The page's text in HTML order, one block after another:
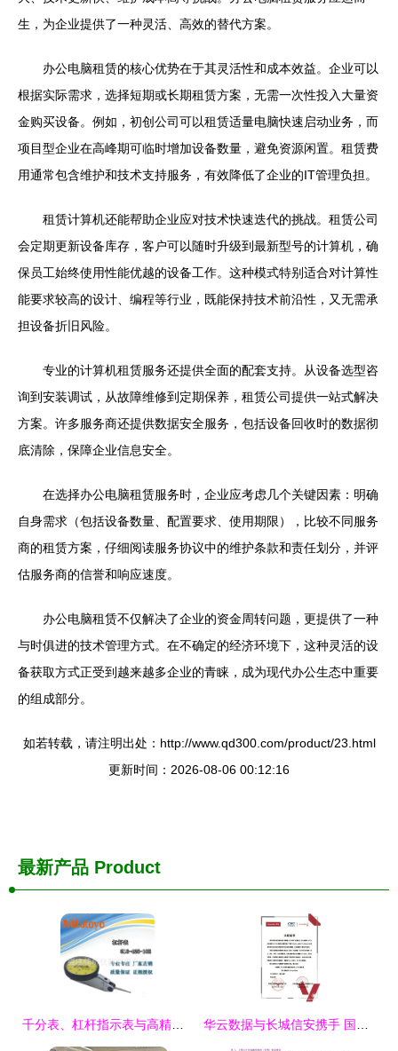
生，为企业提供了一种灵活、高效的替代方案。
办公电脑租赁的核心优势在于其灵活性和成本效益。企业可以
根据实际需求，选择短期或长期租赁方案，无需一次性投入大量资
金购买设备。例如，初创公司可以租赁适量电脑快速启动业务，而
项目型企业在高峰期可临时增加设备数量，避免资源闲置。租赁费
用通常包含维护和技术支持服务，有效降低了企业的IT管理负担。
租赁计算机还能帮助企业应对技术快速迭代的挑战。租赁公司
会定期更新设备库存，客户可以随时升级到最新型号的计算机，确
保员工始终使用性能优越的设备工作。这种模式特别适合对计算性
能要求较高的设计、编程等行业，既能保持技术前沿性，又无需承
担设备折旧风险。
专业的计算机租赁服务还提供全面的配套支持。从设备选型咨
询到安装调试，从故障维修到定期保养，租赁公司提供一站式解决
方案。许多服务商还提供数据安全服务，包括设备回收时的数据彻
底清除，保障企业信息安全。
在选择办公电脑租赁服务时，企业应考虑几个关键因素：明确
自身需求（包括设备数量、配置要求、使用期限），比较不同服务
商的租赁方案，仔细阅读服务协议中的维护条款和责任划分，并评
估服务商的信誉和响应速度。
办公电脑租赁不仅解决了企业的资金周转问题，更提供了一种
与时俱进的技术管理方式。在不确定的经济环境下，这种灵活的设
备获取方式正受到越来越多企业的青睐，成为现代办公生态中重要
的组成部分。
如若转载，请注明出处：http://www.qd300.com/product/23.html
更新时间：2026-08-06 00:12:16
最新产品 Product
千分表、杠杆指示表与高精度测量技术 计算机软硬件的研发与销售新视角 华云数据与长城信安携手 国产化云生态兼容互认证再添新篇章